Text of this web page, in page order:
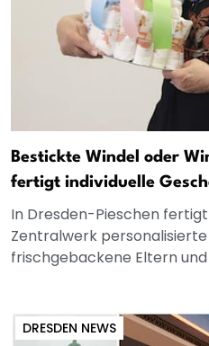
Bestickte Windel oder
fertigt individuelle
In Dresden-Pieschen
Zentralwerk
frischgebackene Eltern und
DRESDEN NEWS